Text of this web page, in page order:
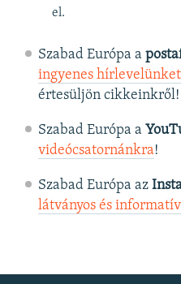
el.
Szabad Európa a
ingyenes hírlevelünket
értesüljön cikkeinkről!
Szabad Európa a
videócsatornánkra!
Szabad Európa az
látványos és